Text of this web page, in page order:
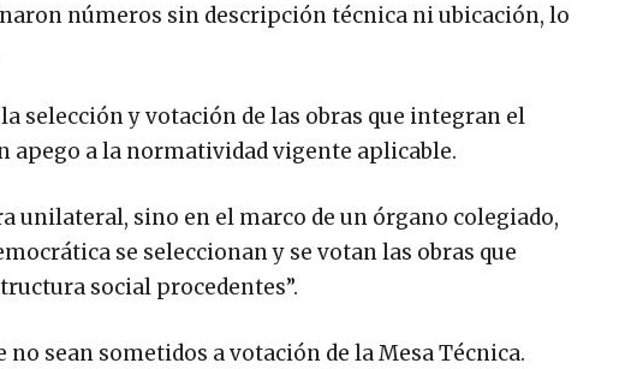
números sin descripción técnica ni ubicación, lo
selección y votación de las obras que integran el
apego a la normatividad vigente aplicable.
unilateral, sino en el marco de un órgano colegiado,
se seleccionan y se votan las obras que
social procedentes”.
sean sometidos a votación de la Mesa Técnica.